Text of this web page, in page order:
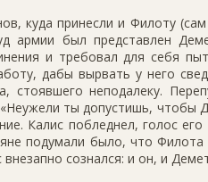
куда принесли и Филоту
армии был представлен
и требовал для себя
дабы вырвать у него
стоявшего неподалеку.
ты допустишь, чтобы
Калис побледнел, голос
подумали было, что Филота
сознался: и он, и